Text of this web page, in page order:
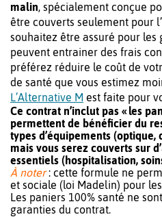
malin, spécialement conçue
être couverts seulement pour
souhaitez être assuré pour les
peuvent entrainer des frais
préférez réduire le coût de
de santé que vous estimez
L’Alternative M est faite pour
Ce contrat n’inclut pas « les
permettent de bénéficier du
types d’équipements
mais vous serez couverts sur
essentiels (hospitalisation,
À noter: cette formule ne
et sociale (loi Madelin) pour
Les paniers 100% santé ne
garanties du contrat.